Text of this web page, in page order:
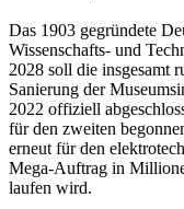
Das 1903 gegründete
Wissenschafts- und
2028 soll die insgesamt
Sanierung der
2022 offiziell
für den zweiten
erneut für den
Mega-Auftrag in
laufen wird.